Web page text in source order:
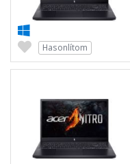
Hasonlítom